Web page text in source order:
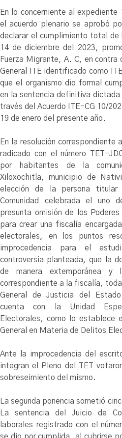
En lo concerniente al
el acuerdo plenario se aprobó
declarar el cumplimiento total de
14 de diciembre del 2023,
Fuerza Migrante, A. C, en contra
General ITE identificado como
que el organismo dio formal
en la sentencia definitiva
través del Acuerdo ITE-CG 10/
19 de enero del presente año.
En la resolución correspondiente
radicado con el número TET-
por habitantes de la
Xiloxochitla, municipio de
elección de la persona
Comunidad celebrada el uno
presunta omisión de los
para crear una fiscalía
electorales, en los puntos
improcedencia para el
controversia planteada, que la
de manera extemporánea y
correspondiente a la fiscalía, toda
General de Justicia del
cuenta con la Unidad
Electorales, como lo establece
General en Materia de Delitos
Ante la improcedencia del
integran el Pleno del TET
sobreseimiento del mismo.
La segunda ponencia sometió
La sentencia del Juicio de
laborales registrado con el